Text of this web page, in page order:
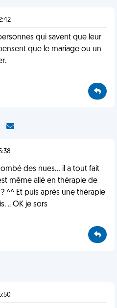
qui savent que leur
que le mariage ou un
des nues... il a tout fait
même allé en thérapie de
^^ Et puis après une thérapie
.. OK je sors